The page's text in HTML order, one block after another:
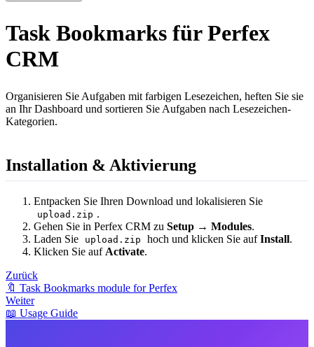
Task Bookmarks für Perfex
CRM
Organisieren Sie Aufgaben mit farbigen Lesezeichen, heften Sie sie
an Ihr Dashboard und sortieren Sie Aufgaben nach Lesezeichen-
Kategorien.
Installation & Aktivierung
Entpacken Sie Ihren Download und lokalisieren Sie
upload.zip .
Gehen Sie in Perfex CRM zu Setup → Modules.
Laden Sie
upload.zip hoch und klicken Sie aufInstall.
Klicken Sie auf Activate.
Zurück
🔖 Task Bookmarks module for Perfex
Weiter
📖 Usage Guide